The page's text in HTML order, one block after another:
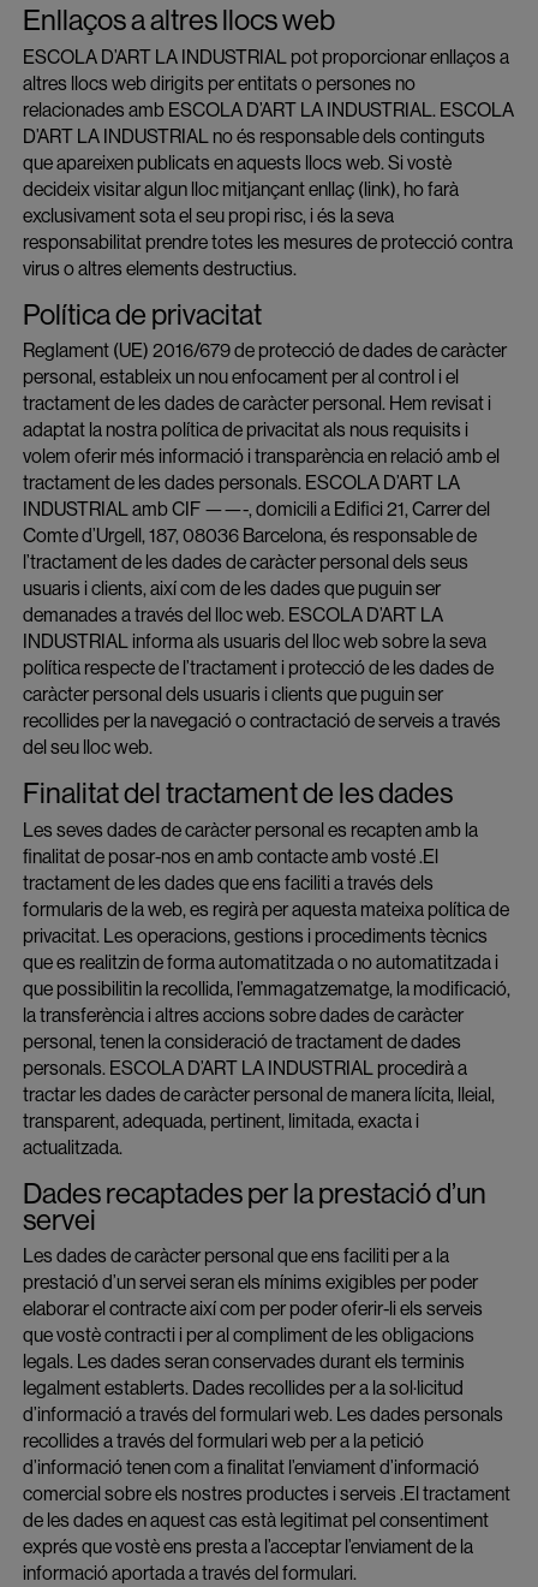
Enllaços a altres llocs web
ESCOLA D’ART LA INDUSTRIAL pot proporcionar enllaços a
altres llocs web dirigits per entitats o persones no
relacionades amb ESCOLA D’ART LA INDUSTRIAL. ESCOLA
D’ART LA INDUSTRIAL no és responsable dels continguts
que apareixen publicats en aquests llocs web. Si vostè
decideix visitar algun lloc mitjançant enllaç (link), ho farà
exclusivament sota el seu propi risc, i és la seva
responsabilitat prendre totes les mesures de protecció contra
virus o altres elements destructius.
Política de privacitat
Reglament (UE) 2016/679 de protecció de dades de caràcter
personal, estableix un nou enfocament per al control i el
tractament de les dades de caràcter personal. Hem revisat i
adaptat la nostra política de privacitat als nous requisits i
volem oferir més informació i transparència en relació amb el
tractament de les dades personals. ESCOLA D’ART LA
INDUSTRIAL amb CIF ——-, domicili a Edifici 21, Carrer del
Comte d’Urgell, 187, 08036 Barcelona, és responsable de
l’tractament de les dades de caràcter personal dels seus
usuaris i clients, així com de les dades que puguin ser
demanades a través del lloc web. ESCOLA D’ART LA
INDUSTRIAL informa als usuaris del lloc web sobre la seva
política respecte de l’tractament i protecció de les dades de
caràcter personal dels usuaris i clients que puguin ser
recollides per la navegació o contractació de serveis a través
del seu lloc web.
Finalitat del tractament de les dades
Les seves dades de caràcter personal es recapten amb la
finalitat de posar-nos en amb contacte amb vosté .El
tractament de les dades que ens faciliti a través dels
formularis de la web, es regirà per aquesta mateixa política de
privacitat. Les operacions, gestions i procediments tècnics
que es realitzin de forma automatitzada o no automatitzada i
que possibilitin la recollida, l’emmagatzematge, la modificació,
la transferència i altres accions sobre dades de caràcter
personal, tenen la consideració de tractament de dades
personals. ESCOLA D’ART LA INDUSTRIAL procedirà a
tractar les dades de caràcter personal de manera lícita, lleial,
transparent, adequada, pertinent, limitada, exacta i
actualitzada.
Dades recaptades per la prestació d’un
servei
Les dades de caràcter personal que ens faciliti per a la
prestació d’un servei seran els mínims exigibles per poder
elaborar el contracte així com per poder oferir-li els serveis
que vostè contracti i per al compliment de les obligacions
legals. Les dades seran conservades durant els terminis
legalment establerts. Dades recollides per a la sol·licitud
d’informació a través del formulari web. Les dades personals
recollides a través del formulari web per a la petició
d’informació tenen com a finalitat l’enviament d’informació
comercial sobre els nostres productes i serveis .El tractament
de les dades en aquest cas està legitimat pel consentiment
exprés que vostè ens presta a l’acceptar l’enviament de la
informació aportada a través del formulari.